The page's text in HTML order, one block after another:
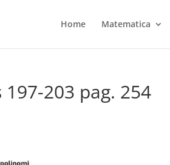
Home Matematica
203 pag. 254